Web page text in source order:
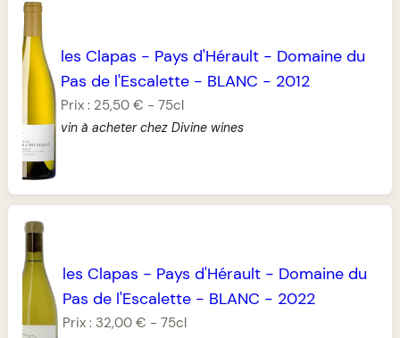
les Clapas - Pays d'Hérault - Domaine du
Pas de l'Escalette - BLANC - 2012
Prix : 25,50 € -75cl
vin à acheter chez Divine wines
les Clapas - Pays d'Hérault- Domaine du
Pas de l'Escalette- BLANC - 2022
Prix : 32,00 € - 75cl